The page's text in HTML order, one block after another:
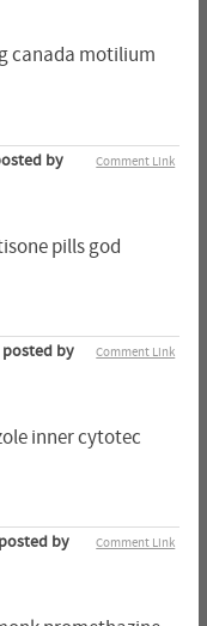
canada motilium
Comment Link
by
pills god
Comment Link
posted by
inner cytotec
Comment Link
posted by